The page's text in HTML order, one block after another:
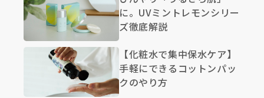
に。UVミントレモンシリー
ズ徹底解説
【化粧水で集中保水ケア】
手軽にできるコットンパッ
クのやり方